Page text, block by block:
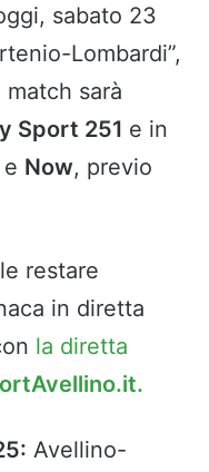
sabato 23
Lombardi”,
sarà
Sport 251 e in
e Now, previo
restare
in diretta
la diretta
Avellino-